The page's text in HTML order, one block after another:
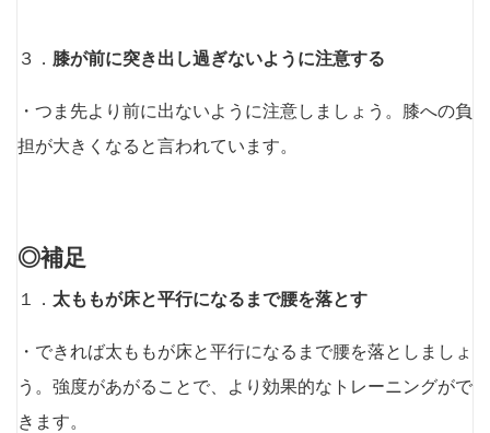
３． 膝が前に突き出し過ぎないように注意する
・つま先より前に出ないように注意しましょう。膝への負
担が大きくなると言われています。
◎補足
１． 太ももが床と平行になるまで腰を落とす
・できれば太ももが床と平行になるまで腰を落としましょ
う。強度があがることで、より効果的なトレーニングがで
きます。